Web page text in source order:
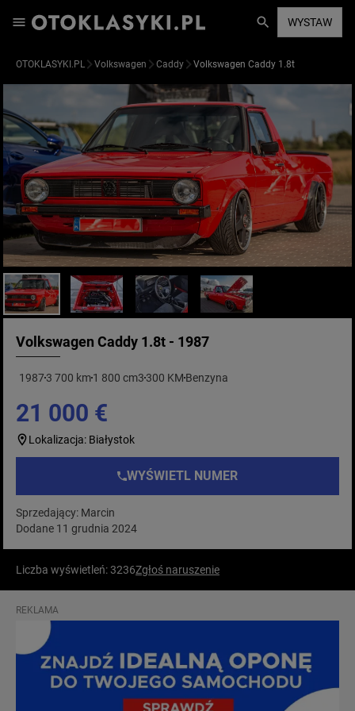
WYSTAW
OTOKLASYKI.PL Volkswagen Caddy Volkswagen Caddy 1.8t
Volkswagen Caddy 1.8t - 1987
1987 3 700 km1 800 cm3 300 KM Benzyna
21 000 €
Lokalizacja: Białystok
WYŚWIETL NUMER
Sprzedający: Marcin
Dodane 11 grudnia 2024
Liczba wyświetleń: 3236Zgłoś naruszenie
REKLAMA